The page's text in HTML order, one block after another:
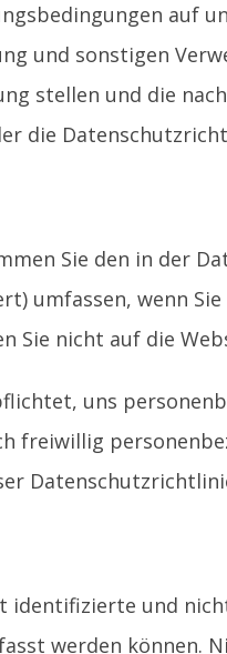
auf
und sonstigen
stellen und die
die
Sie den in der
umfassen, wenn
Sie nicht auf die
uns
freiwillig
identifizierte und
werden können.